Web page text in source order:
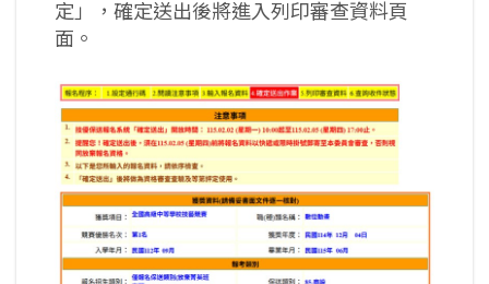
定」，確定送出後將進入列印審查資料頁
面。